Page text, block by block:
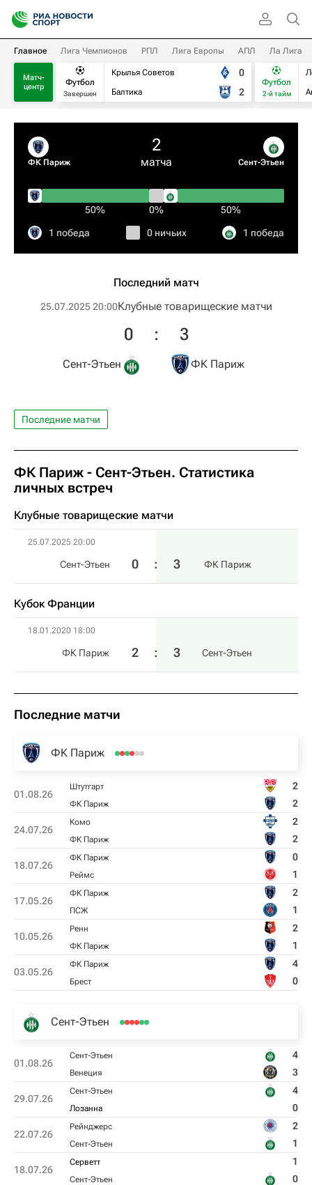
Главное Лига Чемпионов РПЛ Лига Европы АПЛ Ла Лига
Матч-
центр
Футбол
Завершен
Крылья Советов
Балтика
0
2
Футбол
2-й тайм
ФК Париж
2
матча Сент-Этьен
50% 0% 50%
1 победа 0 ничьих 1 победа
Последний матч
25.07.2025 20:00Клубные товарищеские матчи
Сент-Этьен
0 : 3
ФК Париж
Последние матчи
ФК Париж - Сент-Этьен. Статистика
личных встреч
Клубные товарищеские матчи
25.07.2025 20:00
Сент-Этьен 0 : 3 ФК Париж
Кубок Франции
18.01.2020 18:00
ФК Париж 2 : 3 Сент-Этьен
Последние матчи
ФК Париж
01.08.26
Штутгарт 2
ФК Париж 2
24.07.26
Комо 2
ФК Париж 2
18.07.26
ФК Париж 0
Реймс 1
17.05.26
ФК Париж 2
ПСЖ 1
10.05.26
Ренн 2
ФК Париж 1
03.05.26
ФК Париж 4
Брест 0
Сент-Этьен
01.08.26
Сент-Этьен 4
Венеция 3
29.07.26
Сент-Этьен 4
Лозанна 0
22.07.26
Рейнджерс 2
Сент-Этьен 1
18.07.26
Серветт 1
Сент-Этьен 0